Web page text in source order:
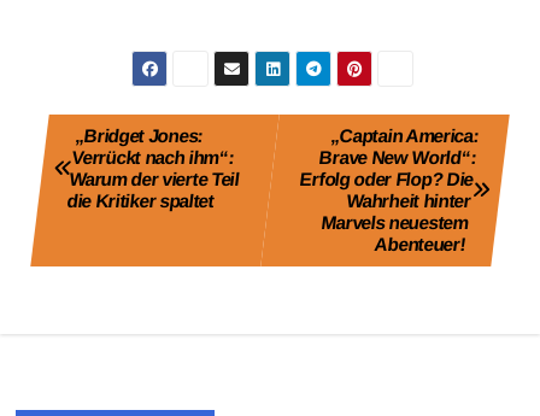
Beitragsnavigation„Captain America:
Brave New World“:
Erfolg oder Flop? Die
Wahrheit hinter
Marvels neuestem
Abenteuer!
„Bridget Jones:
Verrückt nach ihm“:
Warum der vierte Teil
die Kritiker spaltet